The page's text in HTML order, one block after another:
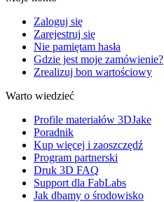
Zaloguj się
Zarejestruj się
Nie pamiętam hasła
Gdzie jest moje zamówienie?
Zrealizuj bon wartościowy
Warto wiedzieć
Profile materiałów 3DJake
Poradnik
Kup więcej i zaoszczędź
Program partnerski
Druk 3D FAQ
Support dla FabLabs
Jak dbamy o środowisko